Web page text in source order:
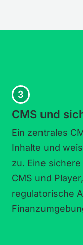
3
CMS und
Ein zentrales
Inhalte und
zu. Eine
CMS und
regulatorische